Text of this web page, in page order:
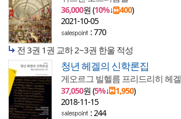
36,000원 (10%↓ 400)
2021-10-05
: 770
전 3권 1권 교하 2~3권 한울 적성
청년 헤겔의 신학론집
게오르그 빌헬름 프리드리히 헤겔
37,050원 (5%↓ 1,950)
2018-11-15
: 244